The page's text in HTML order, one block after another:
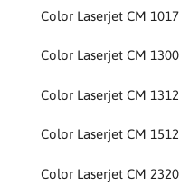
Color Laserjet CM 1017
Color Laserjet CM 1300
Color Laserjet CM 1312
Color Laserjet CM 1512
Color Laserjet CM 2320